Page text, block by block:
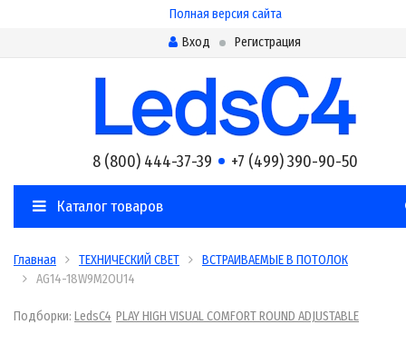
Полная версия сайта
Вход
Регистрация
8 (800) 444-37-39 +7 (499) 390-90-50
Каталог товаров
Главная ТЕХНИЧЕСКИЙ СВЕТ
ВСТРАИВАЕМЫЕ В ПОТОЛОК
AG14-18W9M2OU14
Подборки: LedsC4 PLAY HIGH VISUAL COMFORT ROUND ADJUSTABLE